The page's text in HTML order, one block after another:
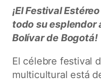
¡El Festival
todo su esplendor
Bolívar de Bogotá!
El célebre festival
multicultural está